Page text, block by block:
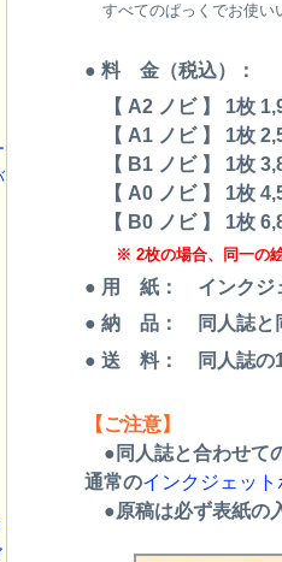
すべてのぱっくでお使い
● 料 金（税込）：
【 A2 ノビ 】 1枚
【 A1 ノビ 】 1枚
【 B1 ノビ 】 1枚
【 A0 ノビ 】 1枚
【 B0 ノビ 】 1枚
※ 2枚の場合、同一の
● 用 紙： インクジ
● 納 品： 同人誌と
● 送 料： 同人誌の1
【ご注意】
●同人誌と合わせて
通常のインクジェッ
●原稿は必ず表紙の